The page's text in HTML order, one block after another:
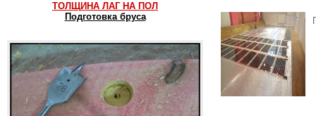
ТОЛЩИНА ЛАГ НА ПОЛ
Подготовка бруса